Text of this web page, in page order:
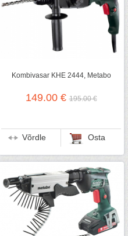
Kombivasar KHE 2444, Metabo
149.00 €195.00 €
Võrdle Osta